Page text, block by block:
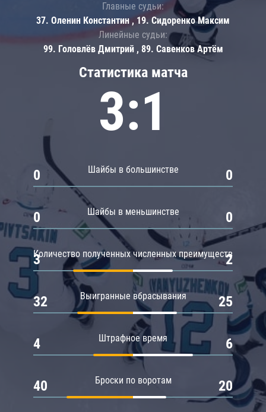
Статистика матча
3:1
Шайбы в большинстве
0 0
Шайбы в меньшинстве
0 0
Количество полученных численных преимуществ
3 2
Выигранные вбрасывания
32 25
Штрафное время
4 6
Броски по воротам
40 20
Главные судьи:
37. Оленин Константин , 19. Сидоренко Максим
Линейные судьи:
99. Головлёв Дмитрий , 89. Савенков Артём